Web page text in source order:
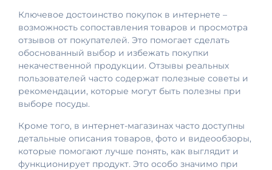
Ключевое достоинство покупок в интернете –
возможность сопоставления товаров и просмотра
отзывов от покупателей. Это помогает сделать
обоснованный выбор и избежать покупки
некачественной продукции. Отзывы реальных
пользователей часто содержат полезные советы и
рекомендации, которые могут быть полезны при
выборе посуды.
Кроме того, в интернет-магазинах часто доступны
детальные описания товаров, фото и видеообзоры,
которые помогают лучше понять, как выглядит и
функционирует продукт. Это особо значимо при